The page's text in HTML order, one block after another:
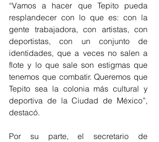
“Vamos a hacer que Tepito pueda
resplandecer con lo que es: con la
gente trabajadora, con artistas, con
deportistas, con un conjunto de
identidades, que a veces no salen a
flote y lo que sale son estigmas que
tenemos que combatir. Queremos que
Tepito sea la colonia más cultural y
deportiva de la Ciudad de México”,
destacó.
Por su parte, el secretario de